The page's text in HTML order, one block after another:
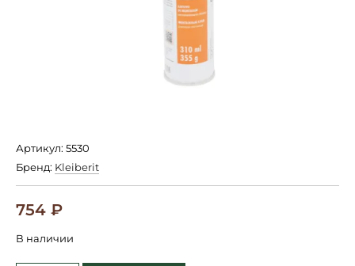
Артикул: 5530
Бренд: Kleiberit
754 ₽
В наличии